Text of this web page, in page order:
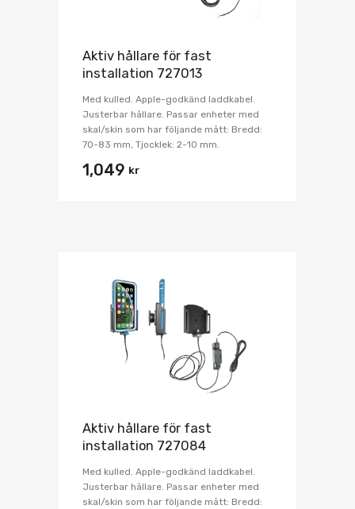
Aktiv hållare för fast
installation 727013
Med kulled. Apple-godkänd laddkabel.
Justerbar hållare. Passar enheter med
skal/skin som har följande mått: Bredd:
70-83 mm, Tjocklek: 2-10 mm.
1,049 kr
Aktiv hållare för fast
installation 727084
Med kulled. Apple-godkänd laddkabel.
Justerbar hållare. Passar enheter med
skal/skin som har följande mått: Bredd: